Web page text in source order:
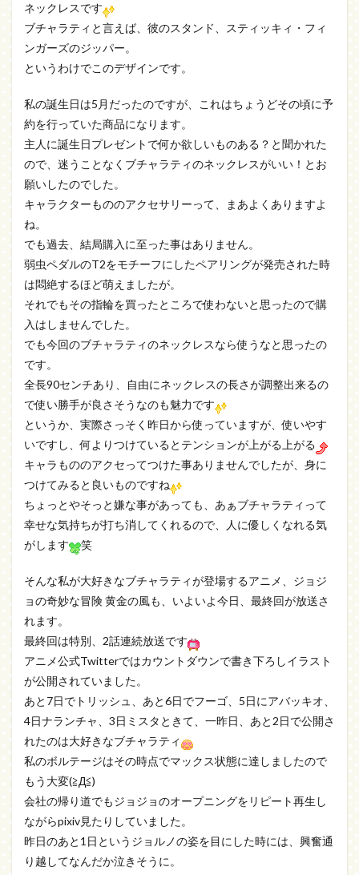
ネックレスです
ブチャラティと言えば、彼のスタンド、スティッキィ・フィ
ンガーズのジッパー。
というわけでこのデザインです。
私の誕生日は5月だったのですが、これはちょうどその頃に予
約を行っていた商品になります。
主人に誕生日プレゼントで何か欲しいものある？と聞かれた
ので、迷うことなくブチャラティのネックレスがいい！とお
願いしたのでした。
キャラクターもののアクセサリーって、まあよくありますよ
ね。
でも過去、結局購入に至った事はありません。
弱虫ペダルのT2をモチーフにしたペアリングが発売された時
は悶絶するほど萌えましたが。
それでもその指輪を買ったところで使わないと思ったので購
入はしませんでした。
でも今回のブチャラティのネックレスなら使うなと思ったの
です。
全長90センチあり、自由にネックレスの長さが調整出来るの
で使い勝手が良さそうなのも魅力です
というか、実際さっそく昨日から使っていますが、使いやす
いですし、何よりつけているとテンションが上がる上がる
キャラもののアクセってつけた事ありませんでしたが、身に
つけてみると良いものですね
ちょっとやそっと嫌な事があっても、あぁブチャラティって
幸せな気持ちが打ち消してくれるので、人に優しくなれる気
がします
笑
そんな私が大好きなブチャラティが登場するアニメ、ジョジ
ョの奇妙な冒険 黄金の風も、いよいよ今日、最終回が放送さ
れます。
最終回は特別、2話連続放送です
アニメ公式Twitterではカウントダウンで書き下ろしイラスト
が公開されていました。
あと7日でトリッシュ、あと6日でフーゴ、5日にアバッキオ、
4日ナランチャ、3日ミスタときて、一昨日、あと2日で公開さ
れたのは大好きなブチャラティ
私のボルテージはその時点でマックス状態に達しましたので
もう大変(≧Д≦)
会社の帰り道でもジョジョのオープニングをリピート再生し
ながらpixiv見たりしていました。
昨日のあと1日というジョルノの姿を目にした時には、興奮通
り越してなんだか泣きそうに。